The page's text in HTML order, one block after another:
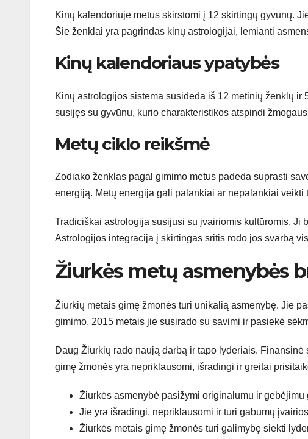
Kinų kalendoriuje metus skirstomi į 12 skirtingų gyvūnų.
Šie ženklai yra pagrindas kinų astrologijai, lemianti
Kinų kalendoriaus ypatybės
Kinų astrologijos sistema susideda iš 12 metinių ženklų
susijęs su gyvūnu, kurio charakteristikos atspindi
Metų ciklo reikšmė
Zodiako ženklas pagal gimimo metus padeda suprasti
energiją. Metų energija gali palankiai ar nepalankiai veikti
Tradiciškai astrologija susijusi su įvairiomis kultūromis. Ji
Astrologijos integracija į skirtingas sritis rodo jos svarbą
Žiurkės metų asmenybės
Žiurkių metais gimę žmonės turi unikalią asmenybę. Jie
gimimo. 2015 metais jie susirado su savimi ir pasiekė
Daug Žiurkių rado naują darbą ir tapo lyderiais.
gimę žmonės yra nepriklausomi, išradingi ir greitai
Žiurkės asmenybė pasižymi originalumu ir
Jie yra išradingi, nepriklausomi ir turi gabumų
Žiurkės metais gimę žmonės turi galimybę siekti